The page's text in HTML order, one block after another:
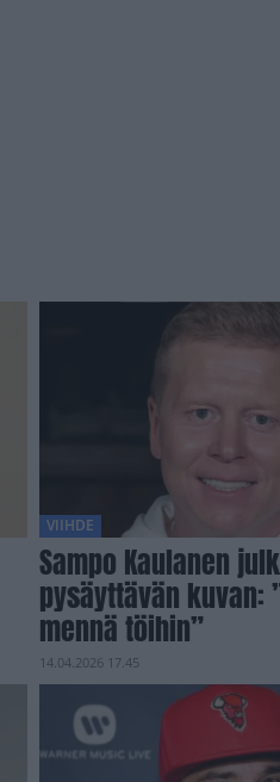
VIIHDE
Sampo Kaulanen
pysäyttävän kuvan:
mennä töihin”
14.04.2026 17.45